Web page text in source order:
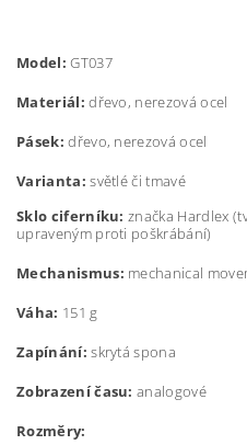
Model: GT037
Materiál: dřevo, nerezová ocel
Pásek: dřevo, nerezová ocel
Varianta: světlé či tmavé
Sklo ciferníku: značka Hardlex (t
upraveným proti poškrábání)
Mechanismus: mechanical
Váha: 151 g
Zapínání: skrytá spona
Zobrazení času: analogové
Rozměry: